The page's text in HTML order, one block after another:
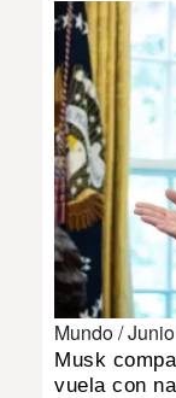
INSÓLITAS
MULTIMEDIA
IMPRESO
Mundo /
Musk
vuela con